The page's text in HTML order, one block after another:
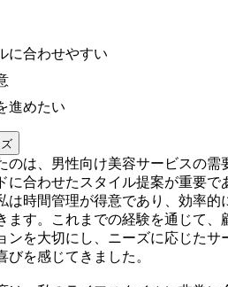
に合わせやすい
進めたい
のは、男性向け美容サービスの需
に合わせたスタイル提案が重要で
は時間管理が得意であり、効率的
ます。これまでの経験を通じて、
ンを大切にし、ニーズに応じたサ
びを感じてきました。